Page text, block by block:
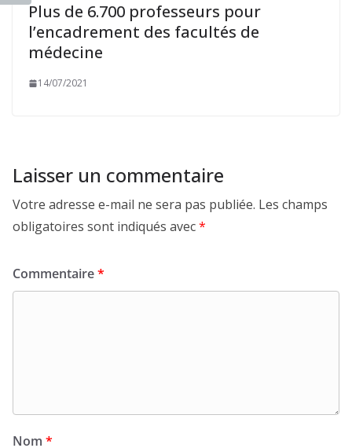
Plus de 6.700 professeurs pour
l’encadrement des facultés de
médecine
14/07/2021
Laisser un commentaire
Votre adresse e-mail ne sera pas publiée. Les champs
obligatoires sont indiqués avec*
Commentaire*
Nom *